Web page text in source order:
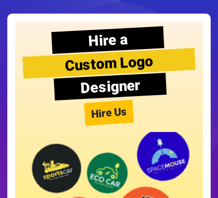
Hire a
Custom Logo
Designer
Hire Us